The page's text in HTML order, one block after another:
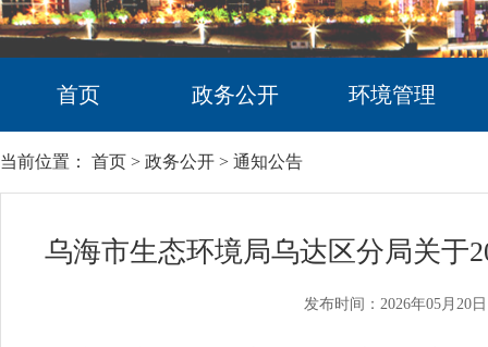
首页 政务公开 环境管理
当前位置： 首页 > 政务公开 > 通知公告
乌海市生态环境局乌达区分局关于
发布时间：2026年05月20日